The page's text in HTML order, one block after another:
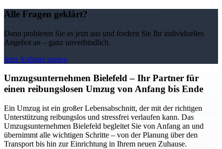
Alle Fragen geklärt?
Dann probieren Sie es jetzt aus und fordern Sie Ihr individuelles
Angebot an – ganz unverbindlich.
Jetzt Anfrage starten
Umzugsunternehmen Bielefeld – Ihr Partner für
einen reibungslosen Umzug von Anfang bis Ende
Ein Umzug ist ein großer Lebensabschnitt, der mit der richtigen
Unterstützung reibungslos und stressfrei verlaufen kann. Das
Umzugsunternehmen Bielefeld begleitet Sie von Anfang an und
übernimmt alle wichtigen Schritte – von der Planung über den
Transport bis hin zur Einrichtung in Ihrem neuen Zuhause.